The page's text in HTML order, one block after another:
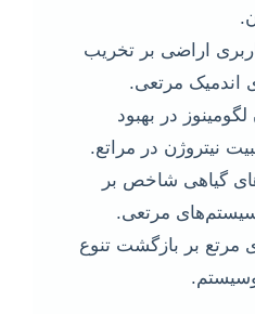
کاربری اراضی بر تخریب
اندمیک مرتعی.
در بهبود
نیتروژن در مراتع.
گیاهی شاخص بر
مرتعی.
مرتع بر بازگشت تنوع